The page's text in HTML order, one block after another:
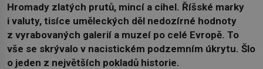
Hromady zlatých prutů, mincí a cihel. Říšské marky
i valuty, tisíce uměleckých děl nedozírné hodnoty
z vyrabovaných galerií a muzeí po celé Evropě. To
vše se skrývalo v nacistickém podzemním úkrytu. Šlo
o jeden z největších pokladů historie.